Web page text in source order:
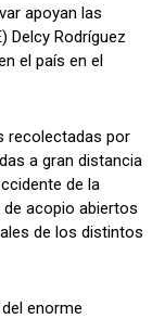
apoyan las
Delcy Rodríguez
el país en el
recolectadas por
a gran distancia
de la
acopio abiertos
de los distintos
enorme